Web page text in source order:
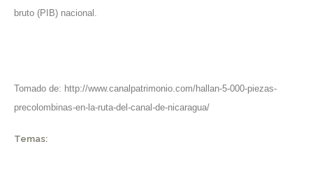
bruto (PIB) nacional.
Tomado de: http://www.canalpatrimonio.com/hallan-5-000-piezas-
precolombinas-en-la-ruta-del-canal-de-nicaragua/
Temas: